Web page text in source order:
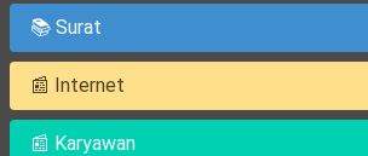
📚 Surat
📰 Internet
📰 Karyawan